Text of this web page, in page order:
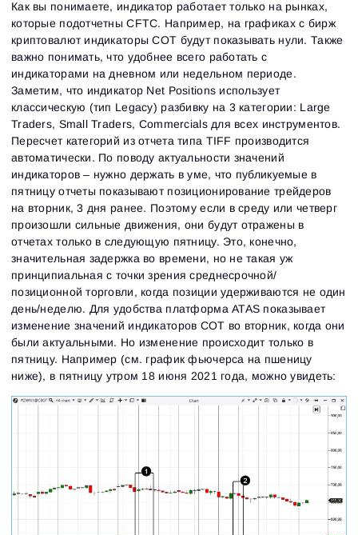
Как вы понимаете, индикатор работает только на рынках,
которые подотчетны CFTC. Например, на графиках с бирж
криптовалют индикаторы СОТ будут показывать нули. Также
важно понимать, что удобнее всего работать с
индикаторами на дневном или недельном периоде.
Заметим, что индикатор Net Positions использует
классическую (тип Legacy) разбивку на 3 категории: Large
Traders, Small Traders, Commercials для всех инструментов.
Пересчет категорий из отчета типа TIFF производится
автоматически. По поводу актуальности значений
индикаторов – нужно держать в уме, что публикуемые в
пятницу отчеты показывают позиционирование трейдеров
на вторник, 3 дня ранее. Поэтому если в среду или четверг
произошли сильные движения, они будут отражены в
отчетах только в следующую пятницу. Это, конечно,
значительная задержка во времени, но не такая уж
принципиальная с точки зрения среднесрочной/
позиционной торговли, когда позиции удерживаются не один
день/неделю. Для удобства платформа ATAS показывает
изменение значений индикаторов СОТ во вторник, когда они
были актуальными. Но изменение происходит только в
пятницу. Например (см. график фьючерса на пшеницу
ниже), в пятницу утром 18 июня 2021 года, можно увидеть: